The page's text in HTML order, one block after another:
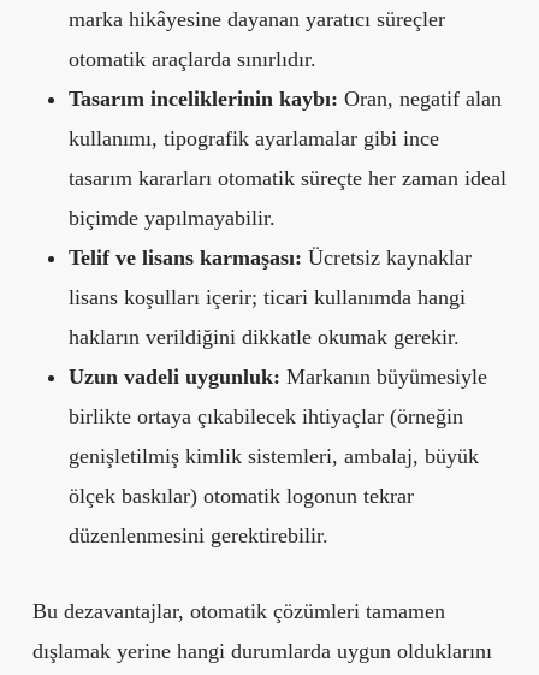
marka hikâyesine dayanan yaratıcı süreçler
otomatik araçlarda sınırlıdır.
Tasarım inceliklerinin kaybı: Oran, negatif alan
kullanımı, tipografik ayarlamalar gibi ince
tasarım kararları otomatik süreçte her zaman ideal
biçimde yapılmayabilir.
Telif ve lisans karmaşası: Ücretsiz kaynaklar
lisans koşulları içerir; ticari kullanımda hangi
hakların verildiğini dikkatle okumak gerekir.
Uzun vadeli uygunluk: Markanın büyümesiyle
birlikte ortaya çıkabilecek ihtiyaçlar (örneğin
genişletilmiş kimlik sistemleri, ambalaj, büyük
ölçek baskılar) otomatik logonun tekrar
düzenlenmesini gerektirebilir.
Bu dezavantajlar, otomatik çözümleri tamamen
dışlamak yerine hangi durumlarda uygun olduklarını